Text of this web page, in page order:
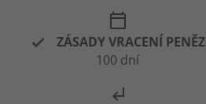
calendar_today
ZÁSADY VRACENÍ PENĚZ
100 dní
subdirectory_arrow_left